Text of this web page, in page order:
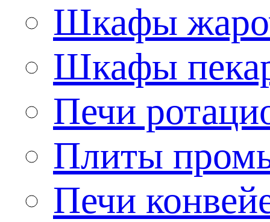
Шкафы
Шкафы
Печи
Плиты
Печи